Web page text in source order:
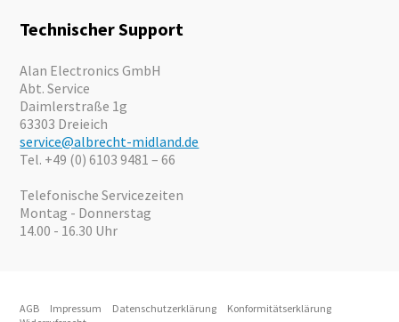
Motorrad
Angebote
Kataloge
Technischer Support
Alan Electronics GmbH
Abt. Service
Daimlerstraße 1g
63303 Dreieich
service@albrecht-midland.de
Tel. +49 (0) 6103 9481 – 66
Telefonische Servicezeiten
Montag - Donnerstag
14.00 - 16.30 Uhr
AGB Impressum Datenschutzerklärung
Konformitätserklärung